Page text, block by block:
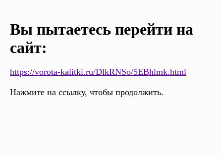
Вы пытаетесь перейти на
сайт:
https://vorota-kalitki.ru/DlkRNSo/5EBhlmk.html
Нажмите на ссылку, чтобы продолжить.